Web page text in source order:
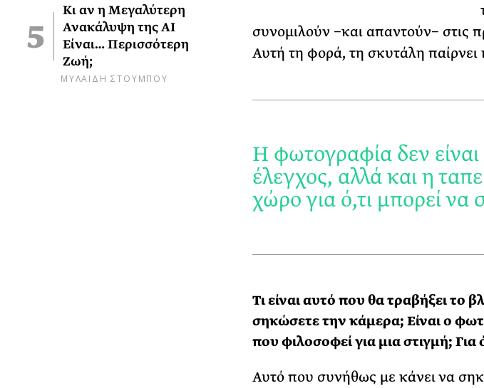
Κι αν η Μεγαλύτερη
Ανακάλυψη της AI
Είναι… Περισσότερη
Ζωή;
ΜΥΛΑΙΔΗ ΣΤΟΥΜΠΟΥ
συνομιλούν −και απαντούν− στις
Αυτή τη φορά, τη σκυτάλη
Η φωτογραφία δεν
έλεγχος, αλλά και η
χώρο για ό,τι μπορεί να
Τι είναι αυτό που θα τραβήξει το
σηκώσετε την κάμερα; Είναι ο
που φιλοσοφεί για μια στιγμή; Για
Αυτό που συνήθως με κάνει να